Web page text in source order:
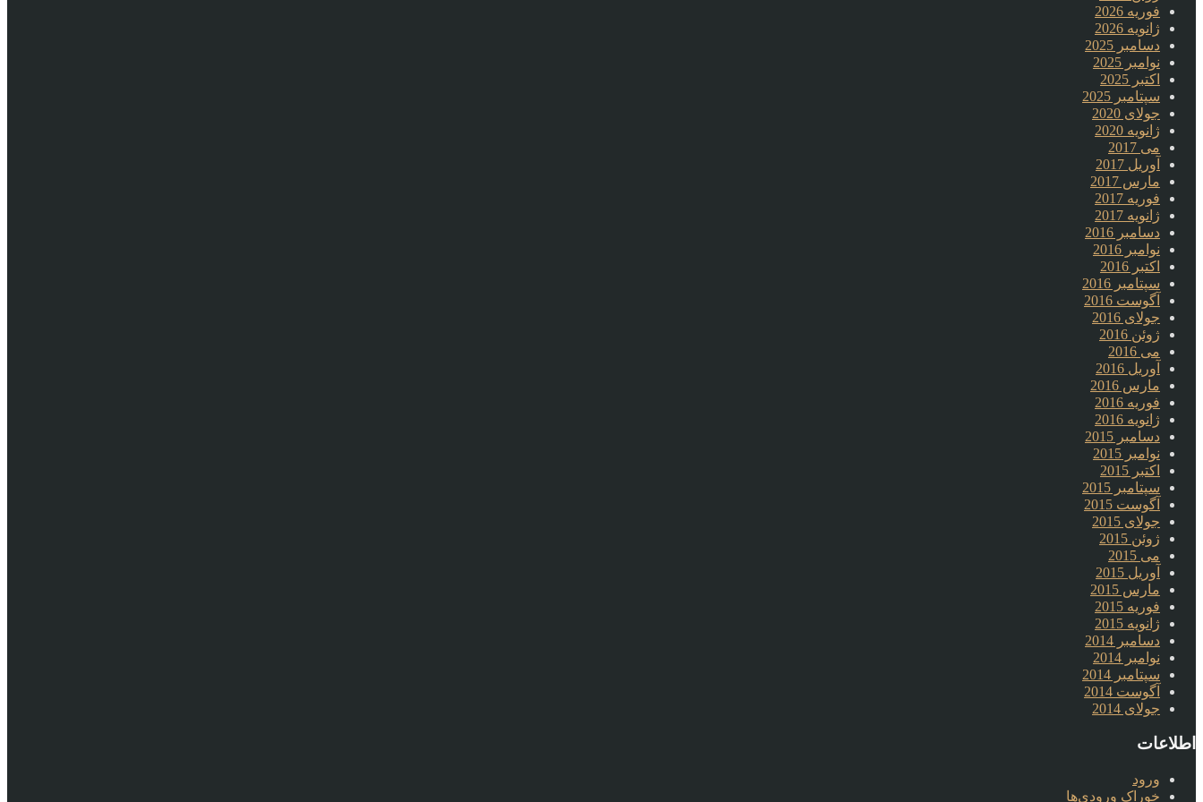
فوریه 2026
ژانویه 2026
دسامبر 2025
نوامبر 2025
اکتبر 2025
سپتامبر 2025
جولای 2020
ژانویه 2020
می 2017
آوریل 2017
مارس 2017
فوریه 2017
ژانویه 2017
دسامبر 2016
نوامبر 2016
اکتبر 2016
سپتامبر 2016
آگوست 2016
جولای 2016
ژوئن 2016
می 2016
آوریل 2016
مارس 2016
فوریه 2016
ژانویه 2016
دسامبر 2015
نوامبر 2015
اکتبر 2015
سپتامبر 2015
آگوست 2015
جولای 2015
ژوئن 2015
می 2015
آوریل 2015
مارس 2015
فوریه 2015
ژانویه 2015
دسامبر 2014
نوامبر 2014
سپتامبر 2014
آگوست 2014
جولای 2014
اطلاعات
ورود
خوراک ورودی‌ها